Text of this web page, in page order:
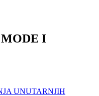
I
UNUTARNJIH